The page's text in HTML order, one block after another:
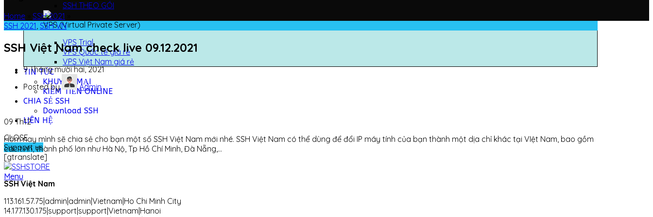
SSH THEO GÓI
VPS (Virtual Private Server)
VPS Trial
VPS Quốc tế giá rẻ
VPS Việt Nam giá rẻ
TIN TỨC
KHUYẾN MẠI
KIẾM TIỀN ONLINE
CHIA SẺ SSH
Download SSH
LIÊN HỆ
CLOSE
Support us
[gtranslate]
Menu
Home SSH 2021
SSH 2021 SSH VN
SSH Việt Nam check live 09.12.2021
9 Tháng mười hai, 2021
Posted by
Admin
09 Th12
Hôm nay mình sẽ chia sẻ cho bạn một số SSH Việt Nam mới nhé. SSH Việt Nam có thể dùng để đổi IP máy tính của bạn thành một dịa chỉ khác tại VIệt Nam, bao gồm
các tỉnh, thành phố lớn như Hà Nộ, Tp Hồ Chí Minh, Đà Nẵng,…
SSH Việt Nam
113.161.57.75|admin|admin|Vietnam|Ho Chi Minh City
14.177.130.175|support|support|Vietnam|Hanoi